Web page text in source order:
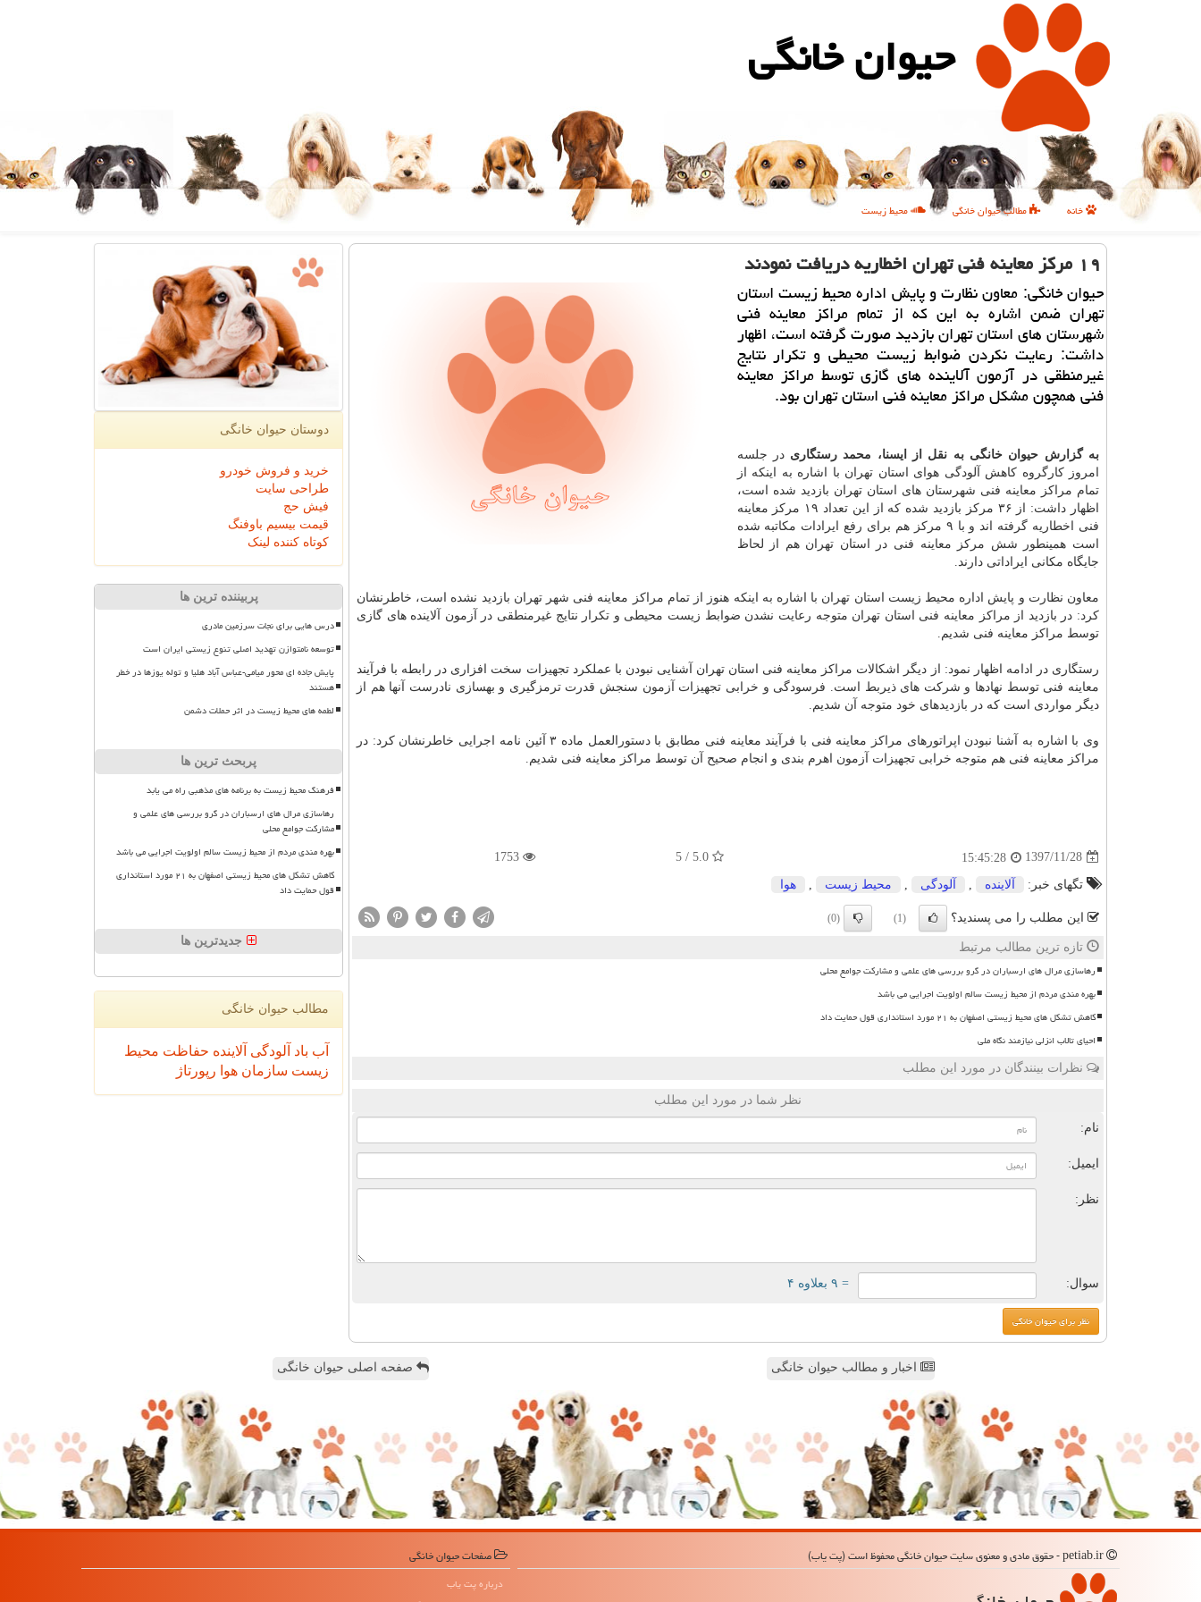
حیوان خانگی
خانه مطالب حیوان خانگی محیط زیست
۱۹ مركز معاینه فنی تهران اخطاریه دریافت نمودند
حیوان خانگی: معاون نظارت و پایش اداره محیط زیست استان
تهران ضمن اشاره به این كه از تمام مراكز معاینه فنی
شهرستان های استان تهران بازدید صورت گرفته است، اظهار
داشت: رعایت نكردن ضوابط زیست محیطی و تكرار نتایج
غیرمنطقی در آزمون آلاینده های گازی توسط مراكز معاینه
فنی همچون مشكل مراكز معاینه فنی استان تهران بود.
به گزارش حیوان خانگی به نقل از ایسنا، محمد رستگاری در جلسه
امروز كارگروه كاهش آلودگی هوای استان تهران با اشاره به اینكه از
تمام مراكز معاینه فنی شهرستان های استان تهران بازدید شده است،
اظهار داشت: از ۳۶ مركز بازدید شده كه از این تعداد ۱۹ مركز معاینه
فنی اخطاریه گرفته اند و با ۹ مركز هم برای رفع ایرادات مكاتبه شده
است همینطور شش مركز معاینه فنی در استان تهران هم از لحاظ
جایگاه مكانی ایراداتی دارند.
معاون نظارت و پایش اداره محیط زیست استان تهران با اشاره به اینكه هنوز از تمام مراكز معاینه فنی شهر تهران بازدید نشده است، خاطرنشان
كرد: در بازدید از مراكز معاینه فنی استان تهران متوجه رعایت نشدن ضوابط زیست محیطی و تكرار نتایج غیرمنطقی در آزمون آلاینده های گازی
توسط مراكز معاینه فنی شدیم.
رستگاری در ادامه اظهار نمود: از دیگر اشكالات مراكز معاینه فنی استان تهران آشنایی نبودن با عملكرد تجهیزات سخت افزاری در رابطه با فرآیند
معاینه فنی توسط نهادها و شركت های ذیربط است. فرسودگی و خرابی تجهیزات آزمون سنجش قدرت ترمزگیری و بهسازی نادرست آنها هم از
دیگر مواردی است كه در بازدیدهای خود متوجه آن شدیم.
وی با اشاره به آشنا نبودن اپراتورهای مراكز معاینه فنی با فرآیند معاینه فنی مطابق با دستورالعمل ماده ۳ آئین نامه اجرایی خاطرنشان كرد: در
مراكز معاینه فنی هم متوجه خرابی تجهیزات آزمون اهرم بندی و انجام صحیح آن توسط مراكز معاینه فنی شدیم.
1397/11/28
15:45:28
5.0 / 5
1753
تگهای خبر: آلاینده آلودگی محیط زیست هوا
این مطلب را می پسندید؟ (1)
(0)
تازه ترین مطالب مرتبط
رهاسازی مرال های ارسباران در گرو بررسی های علمی و مشارکت جوامع محلی
بهره مندی مردم از محیط زیست سالم اولویت اجرایی می باشد
کاهش تشکل های محیط زیستی اصفهان به ۲۱ مورد استانداری قول حمایت داد
احیای تالاب انزلی نیازمند نگاه ملی
نظرات بینندگان در مورد این مطلب
نظر شما در مورد این مطلب
نام:
ایمیل:
نظر:
سوال: = ۹ بعلاوه ۴
دوستان حیوان خانگی
خرید و فروش خودرو
طراحی سایت
فیش حج
قیمت بیسیم باوفنگ
کوتاه کننده لینک
پربیننده ترین ها
درس هایی برای نجات سرزمین مادری
توسعه نامتوازن تهدید اصلی تنوع زیستی ایران است
پایش جاده ای محور میامی-عباس آباد هلیا و توله یوزها در خطر
هستند
لطمه های محیط زیست در اثر حملات دشمن
پربحث ترین ها
فرهنگ محیط زیست به برنامه های مذهبی راه می یابد
رهاسازی مرال های ارسباران در گرو بررسی های علمی و
مشارکت جوامع محلی
بهره مندی مردم از محیط زیست سالم اولویت اجرایی می باشد
کاهش تشکل های محیط زیستی اصفهان به ۲۱ مورد استانداری
قول حمایت داد
جدیدترین ها
مطالب حیوان خانگی
آب باد آلودگی آلاینده حفاظت محیط
زیست سازمان هوا رپورتاژ
اخبار و مطالب حیوان خانگی صفحه اصلی حیوان خانگی
صفحات حیوان خانگی
درباره پت یاب